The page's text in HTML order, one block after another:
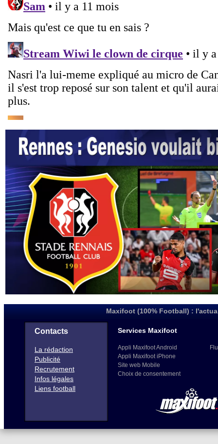
Maxifoot (100% Football) :
Contacts
La rédaction
Publicité
Recrutement
Infos légales
Liens football
Services Maxifoot
Appli Maxifoot Android
Appli Maxifoot iPhone
Site web Mobile
Choix de consentement